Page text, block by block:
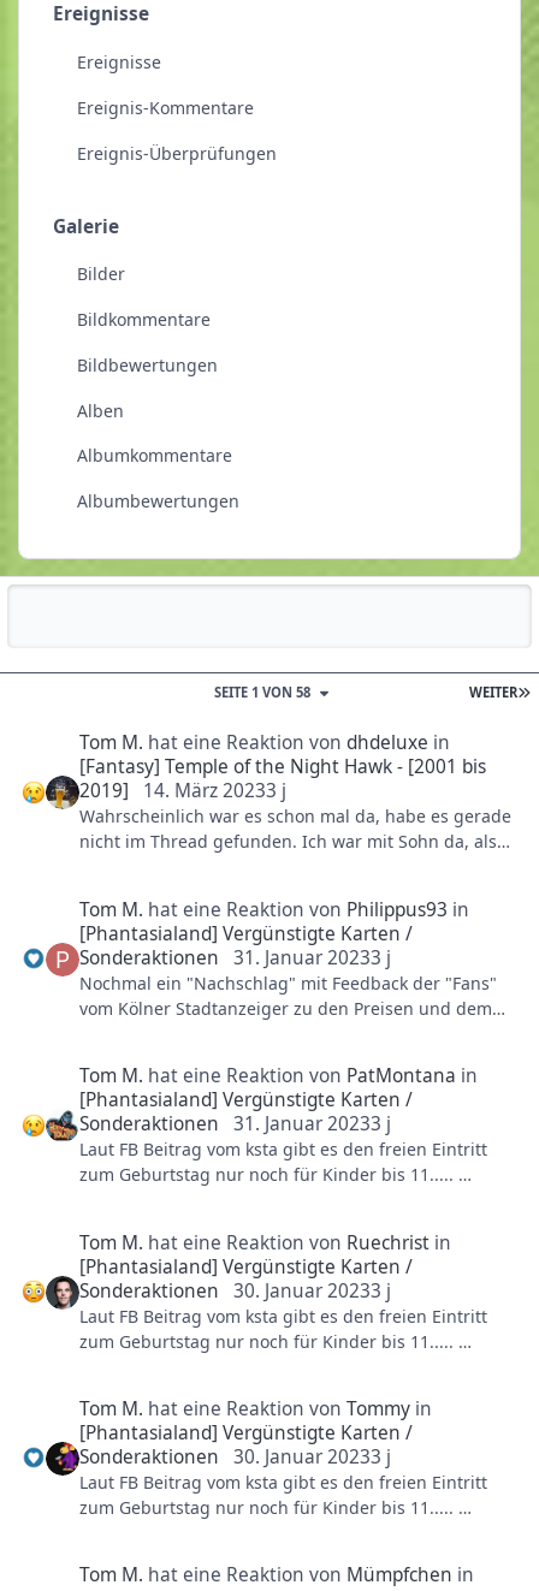
Ereignisse
Ereignisse
Ereignis-Kommentare
Ereignis-Überprüfungen
Galerie
Bilder
Bildkommentare
Bildbewertungen
Alben
Albumkommentare
Albumbewertungen
WEITER
SEITE 1 VON 58
Tom M. hat eine Reaktion vondhdeluxe in
[Fantasy] Temple of the Night Hawk - [2001 bis
2019]
14. März 20233 j
Wahrscheinlich war es schon mal da, habe es gerade
nicht im Thread gefunden. Ich war mit Sohn da, als
Liebe Grüsse, Tom
Tom M. hat eine Reaktion von Philippus93 in
[Phantasialand] Vergünstigte Karten /
Sonderaktionen
31. Januar 20233 j
Nochmal ein "Nachschlag" mit Feedback der "Fans"
vom Kölner Stadtanzeiger zu den Preisen und dem
https://www.ksta.de/region/rhein-
erft/bruehl/phantasialand-freier-geburtstagseintritt-
gestrichen-fans-empoert-429132
Tom M. hat eine Reaktion von PatMontana in
[Phantasialand] Vergünstigte Karten /
Sonderaktionen
31. Januar 20233 j
Laut FB Beitrag vom ksta gibt es den freien Eintritt
zum Geburtstag nur noch für Kinder bis 11.....
f1yn1F1BTG8EKWG7yJgogUwzyl/
Tom M. hat eine Reaktion von Ruechrist in
[Phantasialand] Vergünstigte Karten /
Sonderaktionen
30. Januar 20233 j
Laut FB Beitrag vom ksta gibt es den freien Eintritt
zum Geburtstag nur noch für Kinder bis 11.....
f1yn1F1BTG8EKWG7yJgogUwzyl/
Tom M. hat eine Reaktion vonTommy in
[Phantasialand] Vergünstigte Karten /
Sonderaktionen
30. Januar 20233 j
Laut FB Beitrag vom ksta gibt es den freien Eintritt
zum Geburtstag nur noch für Kinder bis 11.....
f1yn1F1BTG8EKWG7yJgogUwzyl/
Tom M. hat eine Reaktion von Mümpfchen in